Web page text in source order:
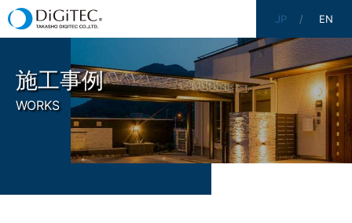
JP EN
施工事例
WORKS